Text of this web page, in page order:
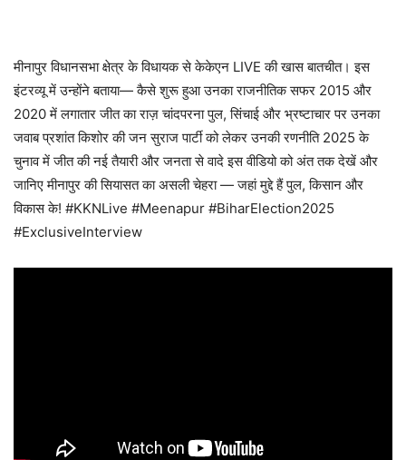
मीनापुर विधानसभा क्षेत्र के विधायक से केकेएन LIVE की खास बातचीत। इस
इंटरव्यू में उन्होंने बताया— कैसे शुरू हुआ उनका राजनीतिक सफर 2015 और
2020 में लगातार जीत का राज़ चांदपरना पुल, सिंचाई और भ्रष्टाचार पर उनका
जवाब प्रशांत किशोर की जन सुराज पार्टी को लेकर उनकी रणनीति 2025 के
चुनाव में जीत की नई तैयारी और जनता से वादे इस वीडियो को अंत तक देखें और
जानिए मीनापुर की सियासत का असली चेहरा — जहां मुद्दे हैं पुल, किसान और
विकास के! #KKNLive #Meenapur #BiharElection2025
#ExclusiveInterview